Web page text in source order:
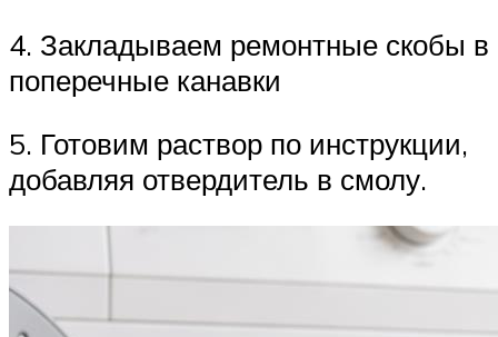
4. Закладываем ремонтные скобы в
поперечные канавки
5. Готовим раствор по инструкции,
добавляя отвердитель в смолу.